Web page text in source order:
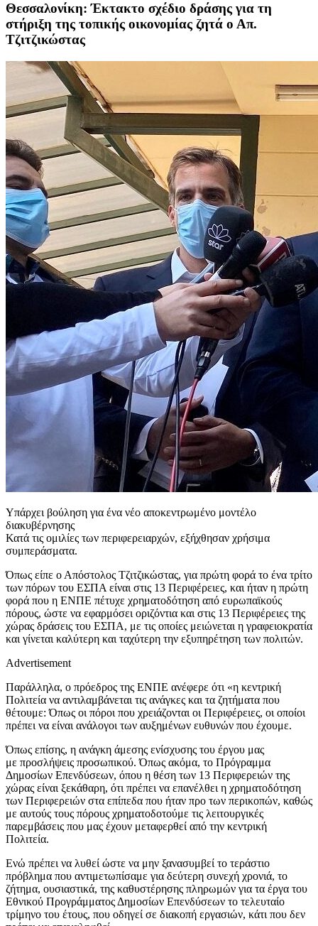
Θεσσαλονίκη: Έκτακτο σχέδιο δράσης για τη
στήριξη της τοπικής οικονομίας ζητά ο Απ.
Τζιτζικώστας
Υπάρχει βούληση για ένα νέο αποκεντρωμένο μοντέλο
διακυβέρνησης
Κατά τις ομιλίες των περιφερειαρχών, εξήχθησαν χρήσιμα
συμπεράσματα.
Όπως είπε ο Απόστολος Τζιτζικώστας, για πρώτη φορά το ένα τρίτο
των πόρων του ΕΣΠΑ είναι στις 13 Περιφέρειες, και ήταν η πρώτη
φορά που η ΕΝΠΕ πέτυχε χρηματοδότηση από ευρωπαϊκούς
πόρους, ώστε να εφαρμόσει οριζόντια και στις 13 Περιφέρειες της
χώρας δράσεις του ΕΣΠΑ, με τις οποίες μειώνεται η γραφειοκρατία
και γίνεται καλύτερη και ταχύτερη την εξυπηρέτηση των πολιτών.
Advertisement
Παράλληλα, ο πρόεδρος της ΕΝΠΕ ανέφερε ότι «η κεντρική
Πολιτεία να αντιλαμβάνεται τις ανάγκες και τα ζητήματα που
θέτουμε: Όπως οι πόροι που χρειάζονται οι Περιφέρειες, οι οποίοι
πρέπει να είναι ανάλογοι των αυξημένων ευθυνών που έχουμε.
Όπως επίσης, η ανάγκη άμεσης ενίσχυσης του έργου μας
με προσλήψεις προσωπικού. Όπως ακόμα, το Πρόγραμμα
Δημοσίων Επενδύσεων, όπου η θέση των 13 Περιφερειών της
χώρας είναι ξεκάθαρη, ότι πρέπει να επανέλθει η χρηματοδότηση
των Περιφερειών στα επίπεδα που ήταν προ των περικοπών, καθώς
με αυτούς τους πόρους χρηματοδοτούμε τις λειτουργικές
παρεμβάσεις που μας έχουν μεταφερθεί από την κεντρική
Πολιτεία.
Ενώ πρέπει να λυθεί ώστε να μην ξανασυμβεί το τεράστιο
πρόβλημα που αντιμετωπίσαμε για δεύτερη συνεχή χρονιά, το
ζήτημα, ουσιαστικά, της καθυστέρησης πληρωμών για τα έργα του
Εθνικού Προγράμματος Δημοσίων Επενδύσεων το τελευταίο
τρίμηνο του έτους, που οδηγεί σε διακοπή εργασιών, κάτι που δεν